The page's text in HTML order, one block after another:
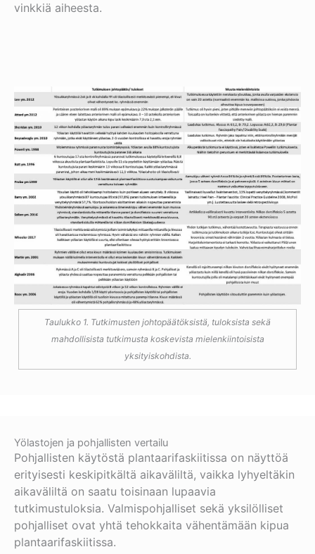
vinkkiä aiheesta.
Taulukko 1. Tutkimusten johtopäätöksistä, tuloksista sekä
mahdollisista tutkimusta koskevista mielenkiintoisista
yksityiskohdista.
Yölastojen ja pohjallisten vertailu
Pohjallisten käytöstä plantaarifaskiitissa on näyttöä
erityisesti keskipitkältä aikaväliltä, vaikka lyhyeltäkin
aikaväliltä on saatu toisinaan lupaavia
tutkimustuloksia. Valmispohjalliset sekä yksilölliset
pohjalliset ovat yhtä tehokkaita vähentämään kipua
plantaarifaskiitissa.